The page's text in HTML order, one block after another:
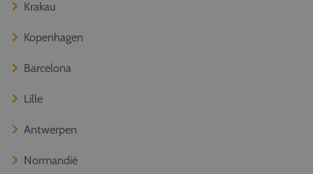
Krakau
Kopenhagen
Barcelona
Lille
Antwerpen
Normandië